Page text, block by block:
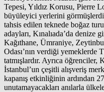
Tepesi, Yıldız Korusu, Pierre
büyüleyici yerlerini
tahsis edilen teknede boğaz
adayları, Kınalıada’da
Kağıthane, Ümraniye,
Odası’nın verdiği yemeklerde
tatmışlardır. Ayrıca öğrenciler,
İstanbul’un çeşitli alışveriş
kapanış etkinliğinin ardından
unutamayacakları anılarla